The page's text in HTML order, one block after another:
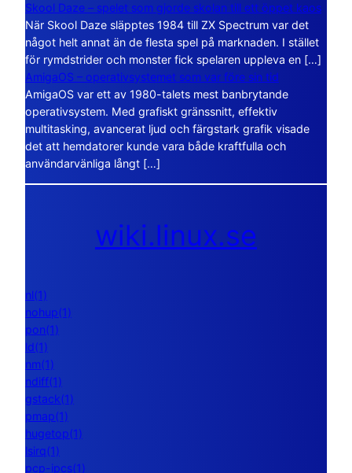
Skool Daze – spelet som gjorde skolan till ett öppet kaos
När Skool Daze släpptes 1984 till ZX Spectrum var det
något helt annat än de flesta spel på marknaden. I stället
för rymdstrider och monster fick spelaren uppleva en […]
AmigaOS – operativsystemet som var före sin tid
AmigaOS var ett av 1980-talets mest banbrytande
operativsystem. Med grafiskt gränssnitt, effektiv
multitasking, avancerat ljud och färgstark grafik visade
det att hemdatorer kunde vara både kraftfulla och
användarvänliga långt […]
wiki.linux.se
nl(1)
nohup(1)
pon(1)
ld(1)
nm(1)
ndiff(1)
gstack(1)
pmap(1)
hugetop(1)
lsirq(1)
pcp-ipcs(1)